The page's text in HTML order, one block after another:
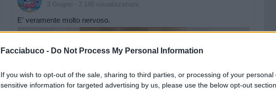
Facciabuco - Do Not Process My Personal Information
If you wish to opt-out of the sale, sharing to third parties, or processing of your personal
sensitive information for targeted advertising by us, please use the below opt-out
3 Giugno - 3.145 visualizzazioni
E' veramente molto nervoso.